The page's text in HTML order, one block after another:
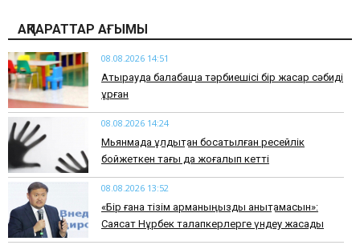
АҚПАРАТТАР АҒЫМЫ
08.08.2026 14:51
Атырауда балабақша тәрбиешісі бір жасар сәбиді
ұрған
08.08.2026 14:24
Мьянмада құлдықтан босатылған ресейлік
бойжеткен тағы да жоғалып кетті
08.08.2026 13:52
«Бір ғана тізім арманыңызды анықтамасын»:
Саясат Нұрбек талапкерлерге үндеу жасады